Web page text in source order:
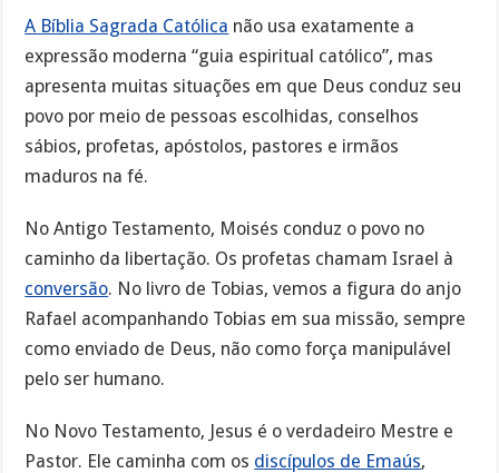
A Bíblia Sagrada Católica não usa exatamente a
expressão moderna “guia espiritual católico”, mas
apresenta muitas situações em que Deus conduz seu
povo por meio de pessoas escolhidas, conselhos
sábios, profetas, apóstolos, pastores e irmãos
maduros na fé.
No Antigo Testamento, Moisés conduz o povo no
caminho da libertação. Os profetas chamam Israel à
conversão. No livro de Tobias, vemos a figura do anjo
Rafael acompanhando Tobias em sua missão, sempre
como enviado de Deus, não como força manipulável
pelo ser humano.
No Novo Testamento, Jesus é o verdadeiro Mestre e
Pastor. Ele caminha com os discípulos de Emaús,